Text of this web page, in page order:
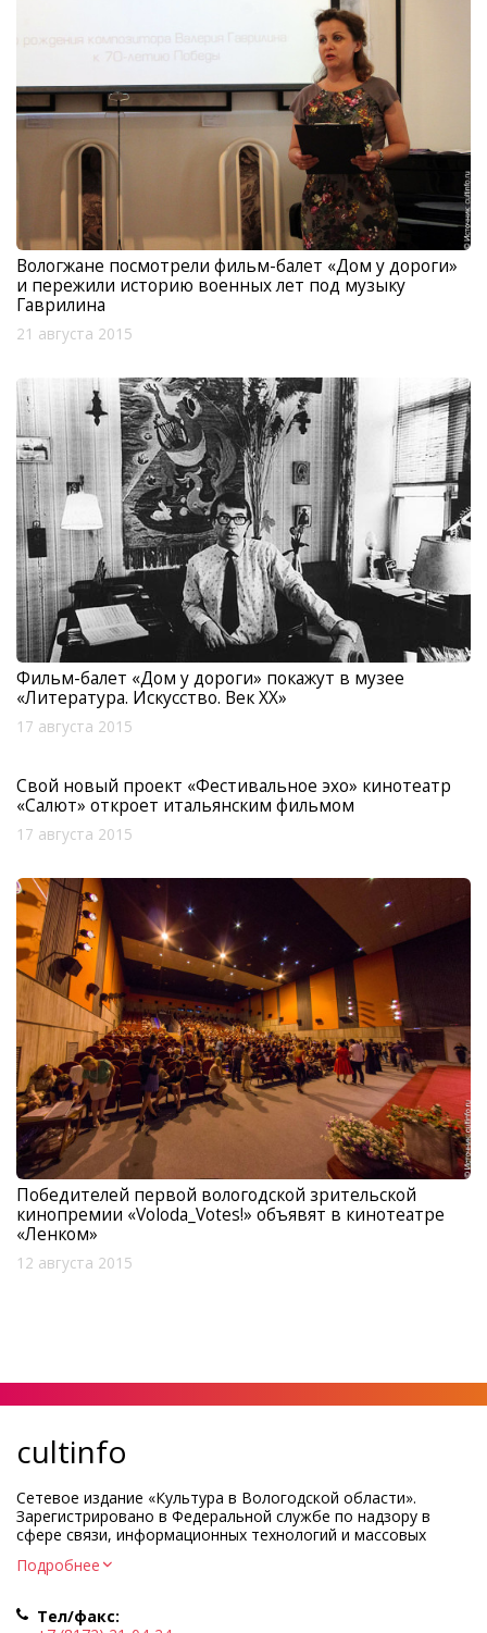
Вологжане посмотрели фильм-балет «Дом у дороги»
и пережили историю военных лет под музыку
Гаврилина
21 августа 2015
Фильм-балет «Дом у дороги» покажут в музее
«Литература. Искусство. Век ХХ»
17 августа 2015
Свой новый проект «Фестивальное эхо» кинотеатр
«Салют» откроет итальянским фильмом
17 августа 2015
Победителей первой вологодской зрительской
кинопремии «Voloda_Votes!» объявят в кинотеатре
«Ленком»
12 августа 2015
cultinfo
Сетевое издание «Культура в Вологодской области».
Зарегистрировано в Федеральной службе по надзору в
сфере связи, информационных технологий и массовых
Регистрационный номер и дата принятия решения о
Учредитель КУ ВО «Информационно-аналитический центр
Подробнее
Тел/факс: